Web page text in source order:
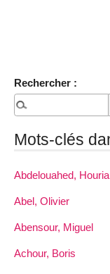
Rechercher :
Mots-clés
Abdelouahed, Houria
Abel, Olivier
Abensour, Miguel
Achour, Boris